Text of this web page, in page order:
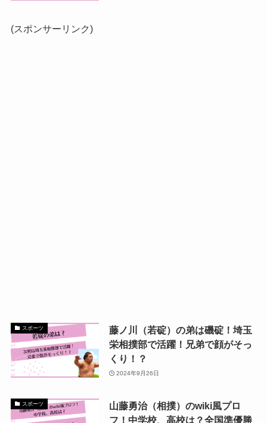
(スポンサーリンク)
スポーツ
藤ノ川（若碇）の弟は磯碇！埼玉
栄相撲部で活躍！兄弟で顔がそっ
くり！？
2024年9月26日
スポーツ
山藤勇治（相撲）のwiki風プロ
フ！中学校、高校は？全国準優勝